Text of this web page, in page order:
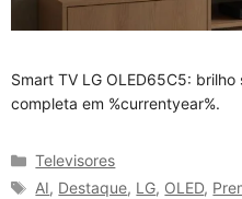
Smart TV LG OLED65C5:
completa em %currentyear%.
Categorias
Televisores
Tags
AI, Destaque, LG, OLED,